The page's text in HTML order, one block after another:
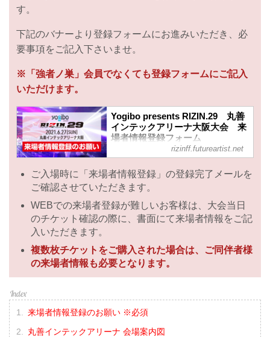
す。
下記のバナーより登録フォームにお進みいただき、必
要事項をご記入下さいませ。
※「強者ノ巣」会員でなくても登録フォームにご記入
いただけます。
Yogibo presents RIZIN.29 丸善
インテックアリーナ大阪大会 来
場者情報登録フォーム
RIZIN FIGHTING FEDERATION が運
ト強者ノ巣です。
rizinff.futureartist.net
ご入場時に「来場者情報登録」の登録完了メールを
ご確認させていただきます。
WEBでの来場者登録が難しいお客様は、大会当日
のチケット確認の際に、書面にて来場者情報をご記
入いただきます。
複数枚チケットをご購入された場合は、ご同伴者様
の来場者情報も必要となります。
来場者情報登録のお願い ※必須
丸善インテックアリーナ 会場案内図